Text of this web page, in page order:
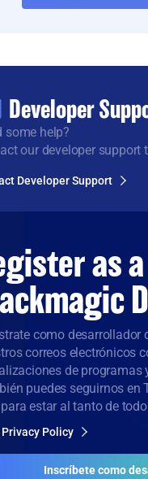
Developer
some help?
our developer support
Developer Support
as a
como desarrollador
correos electrónicos
de programas
puedes seguirnos en
para estar al tanto de
Policy
Inscríbete como